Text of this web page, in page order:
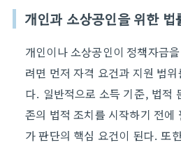
개인과 소상공인을 위한 법
개인이나 소상공인이 정책자금
려면 먼저 자격 요건과 지원 범
다. 일반적으로 소득 기준, 법적
존의 법적 조치를 시작하기 전에
가 판단의 핵심 요건이 된다. 또